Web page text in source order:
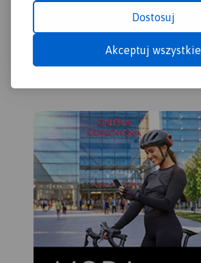
Dostosuj
Akceptuj wszystkie